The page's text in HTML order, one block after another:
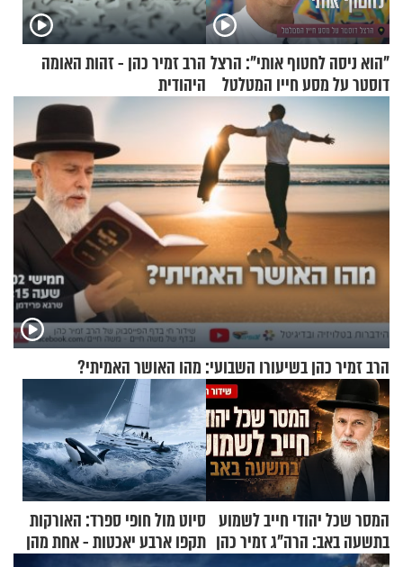
"הוא ניסה לחטוף אותי": הרצל
דוסטר על מסע חייו המטלטל
הרב זמיר כהן - זהות האומה
היהודית
הרב זמיר כהן בשיעורו השבועי: מהו האושר האמיתי?
המסר שכל יהודי חייב לשמוע
בתשעה באב: הרה"ג זמיר כהן
סיוט מול חופי ספרד: האורקות
תקפו ארבע יאכטות - אחת מהן